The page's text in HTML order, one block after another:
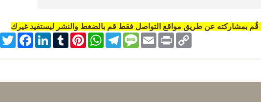
قُم بمشاركته عن طريق مواقع التواصل فقط قم بالضغط والنشر ليستفيد غيرك
FacebookLinkedInTumblrPinterest
WhatsAppTelegramMessageEmail PrintCopy
Link